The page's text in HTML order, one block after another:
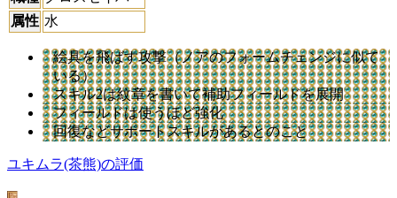
属性 水
絵具を飛ばす攻撃（ノアのフォームチェンジに似て
いる）
スキル2は紋章を書いて補助フィールドを展開
フィールドは使うほど強化
回復などサポートスキルがあるとのこと
ユキムラ(茶熊)の評価